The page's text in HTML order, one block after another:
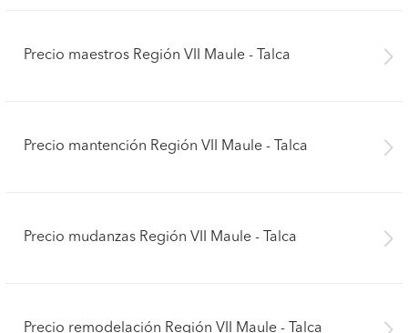
Precio maestros Región VII Maule - Talca
Precio mantención Región VII Maule - Talca
Precio mudanzas Región VII Maule - Talca
Precio remodelación Región VII Maule - Talca